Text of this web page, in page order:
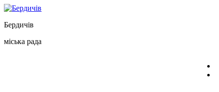
Перейти
вмісту
Бердичів
міська рада